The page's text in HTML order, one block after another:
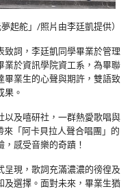
起舵」/照片由李廷凱提供）
致詞，李廷凱同學畢業於管理
業於資訊學院資工系，為畢聯
畢業生的心聲與期許，雙語致
果。
以及嘻研社，一群熱愛歌唱與
來「阿卡貝拉人聲合唱團」的
感受音樂的奇蹟！
呈現，歌詞充滿濃濃的徬徨及
及選擇。面對未來，畢業生猶